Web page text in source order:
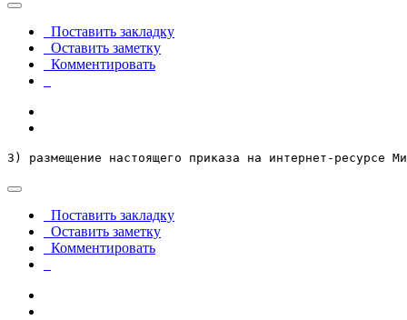
Поставить закладку
Оставить заметку
Комментировать
3) размещение настоящего приказа на интернет-ресурсе
Поставить закладку
Оставить заметку
Комментировать